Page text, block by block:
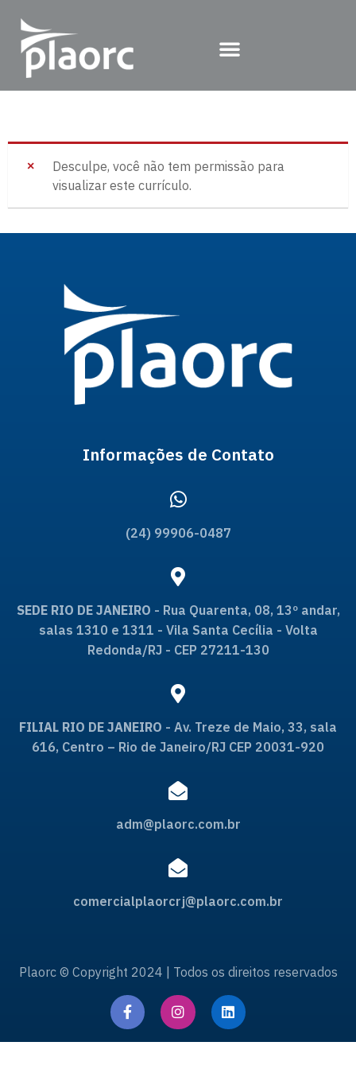
Desculpe, você não tem permissão para
visualizar este currículo.
Informações de Contato
(24) 99906-0487
SEDE RIO DE JANEIRO - Rua Quarenta, 08, 13º andar,
salas 1310 e 1311 - Vila Santa Cecília - Volta
Redonda/RJ - CEP 27211-130
FILIAL RIO DE JANEIRO - Av. Treze de Maio, 33, sala
616, Centro – Rio de Janeiro/RJ CEP 20031-920
adm@plaorc.com.br
comercialplaorcrj@plaorc.com.br
Plaorc © Copyright 2024 | Todos os direitos reservados